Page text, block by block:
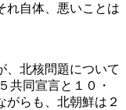
れ自体、悪いことは
、北核問題について
共同宣言と１０・
がらも、北朝鮮は２